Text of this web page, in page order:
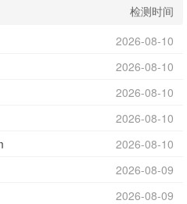
检测时间
2026-08-10
2026-08-10
2026-08-10
2026-08-10
2026-08-10
2026-08-09
2026-08-09